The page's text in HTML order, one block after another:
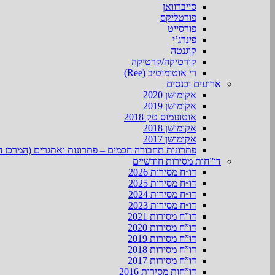
סייברוואן
פורטליקס
פורסייט
פינרג’י
קוגנטה
קורטיקה/קרטיקה
רי אוטומוטיב (Ree)
ארועים וכנסים
אקומושן 2020
אקומושן 2019
אוטונומוס טק 2018
אקומושן 2018
אקומושן 2017
פתרונות תחבורה חכמים – פתרונות ואתגרים (המרכז
דו”חות מסירות חודשיים
דו״ח מסירות 2026
דו״ח מסירות 2025
דו״ח מסירות 2024
דו״ח מסירות 2023
דו”ח מסירות 2021
דו”ח מסירות 2020
דו”ח מסירות 2019
דו”ח מסירות 2018
דו”ח מסירות 2017
דו”חות מסירות 2016